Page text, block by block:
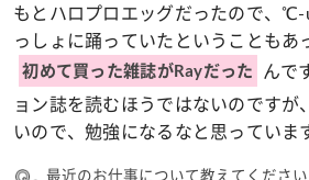
もとハロプロエッグだったので、
っしょに踊っていたということもあ
初めて買った雑誌がRayだった
んで
ョン誌を読むほうではないのですが
いので、勉強になるなと思っていま
最近のお仕事について教えてください